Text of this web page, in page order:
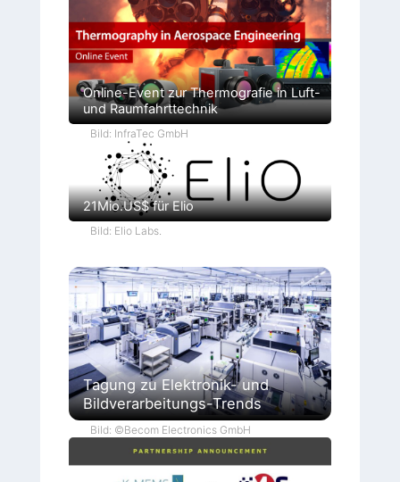
Online-Event zur Thermografie in Luft-
und Raumfahrttechnik
Bild: InfraTec GmbH
21Mio.US$ für Elio
Bild: Elio Labs.
Tagung zu Elektronik- und
Bildverarbeitungs-Trends
Bild: ©Becom Electronics GmbH